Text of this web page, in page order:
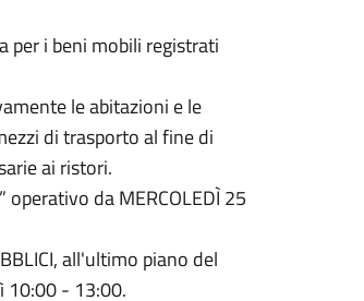
per i beni mobili registrati
le abitazioni e le
di trasporto al fine di
ai ristori.
operativo da MERCOLEDÌ 25
all'ultimo piano del
10:00 - 13:00.